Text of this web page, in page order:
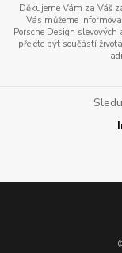
Děkujeme Vám za Váš
Vás můžeme
Porsche Design
přejete být součástí